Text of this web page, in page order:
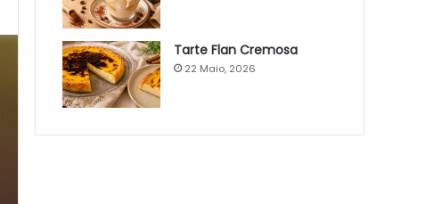
Tarte Flan Cremosa
22 Maio, 2026